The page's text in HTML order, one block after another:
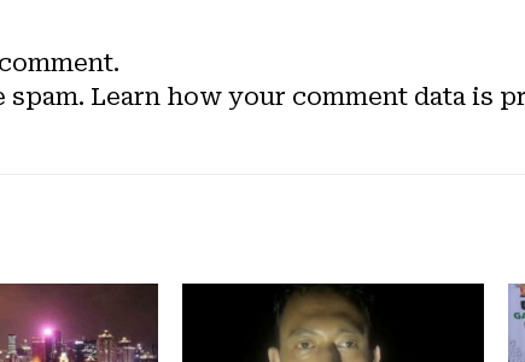
spam. Learn how your comment data is